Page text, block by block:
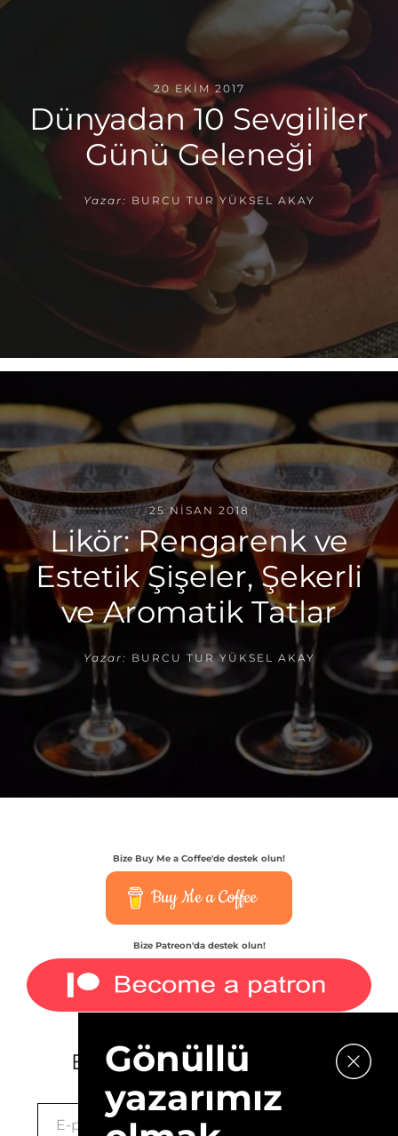
20 EKIM 2017
Dünyadan 10 Sevgililer
Günü Geleneği
Yazar: BURCU TUR YÜKSEL AKAY
25 NISAN 2018
Likör: Rengarenk ve
Estetik Şişeler, Şekerli
ve Aromatik Tatlar
Yazar: BURCU TUR YÜKSEL AKAY
Bize Buy Me a Coffee'de destek olun!
Buy Me a Coffee
Bize Patreon'da destek olun!
E-bültenimize kaydolun.
Gönüllü
yazarımız